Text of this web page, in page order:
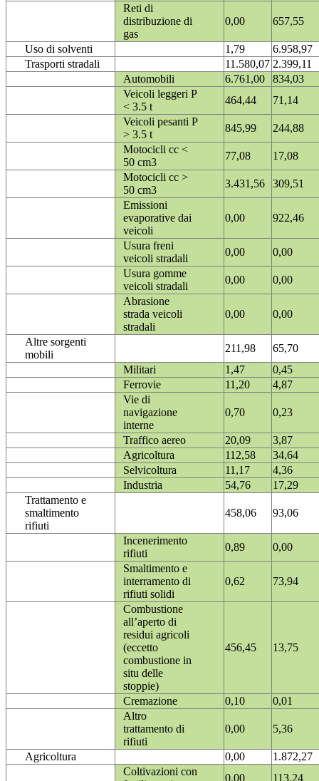
Reti di
distribuzione di
gas
0,00 657,55
Uso di solventi 1,79
6.958,97
Trasporti stradali
11.580,07 2.399,11
Automobili
6.761,00
834,03
Veicoli leggeri P
< 3.5 t
464,44
71,14
Veicoli pesanti P
> 3.5 t
845,99
244,88
Motocicli cc <
50 cm3
77,08
17,08
Motocicli cc >
50 cm3
3.431,56
309,51
Emissioni
evaporative dai
veicoli
0,00 922,46
Usura freni
veicoli stradali
0,00
0,00
Usura gomme
veicoli stradali
0,00
0,00
Abrasione
strada veicoli
stradali
0,00 0,00
Altre sorgenti
mobili
211,98
65,70
Militari
1,47
0,45
Ferrovie
11,20
4,87
Vie di
navigazione
interne
0,70 0,23
Traffico aereo 20,09
3,87
Agricoltura
112,58
34,64
Selvicoltura
11,17
4,36
Industria
54,76
17,29
Trattamento e
smaltimento
rifiuti
458,06 93,06
Incenerimento
rifiuti
0,89
0,00
Smaltimento e
interramento di
rifiuti solidi
0,62 73,94
Combustione
all’aperto di
residui agricoli
(eccetto
combustione in
situ delle
stoppie)
456,45 13,75
Cremazione 0,10
0,01
Altro
trattamento di
rifiuti
0,00 5,36
Agricoltura 0,00
1.872,27
Coltivazioni con
0,00 113,24